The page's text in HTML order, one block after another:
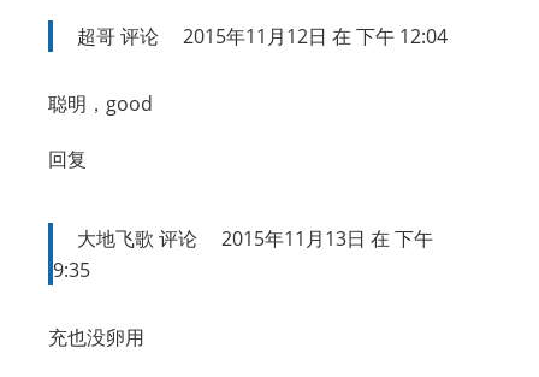
超哥评论 2015年11月12日 在 下午 12:04
聪明，good
回复
大地飞歌 评论
2015年11月13日 在 下午
9:35
充也没卵用